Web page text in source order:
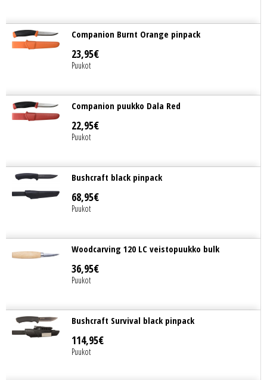
Companion Burnt Orange pinpack
23,95€
Puukot
Companion puukko Dala Red
22,95€
Puukot
Bushcraft black pinpack
68,95€
Puukot
Woodcarving 120 LC veistopuukko bulk
36,95€
Puukot
Bushcraft Survival black pinpack
114,95€
Puukot